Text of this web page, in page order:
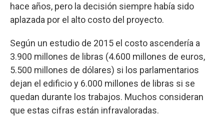
hace años, pero la decisión siempre había sido
aplazada por el alto costo del proyecto.
Según un estudio de 2015 el costo ascendería a
3.900 millones de libras (4.600 millones de euros,
5.500 millones de dólares) si los parlamentarios
dejan el edificio y 6.000 millones de libras si se
quedan durante los trabajos. Muchos consideran
que estas cifras están infravaloradas.